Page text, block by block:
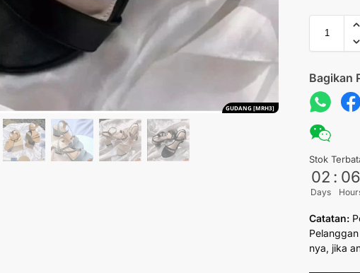
GUDANG [MRH3]
Bagikan
Stok
02
Days
: 06
Catatan:
nya, jika